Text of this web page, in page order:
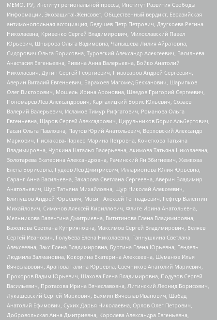
МЕМО. РУ, Институт региональной прессы, Институт Развития Свободы
Информации, Экозащита!-Женсовет, Общественный вердикт, Евразийская
антимонопольная ассоциация, Бедушев Петр Петрович, Дзугкоева Регина
Николаевна, Кривенко Сергей Владимирович, Милославский Павел
Юрьевич, Шнырова Ольга Вадимовна, Чанышева Лилия Айратовна,
Сидорович Ольга Борисовна, Туровский Александр Алексеевич, Васильева
Анастасия Евгеньевна, Ривина Анна Валерьевна, Бойко Анатолий
Николаевич, Дугин Сергей Георгиевич, Пивоваров Андрей Сергеевич,
Аверин Виталий Евгеньевич, Барахоев Магомед Бекханович, Шарипков
Олег Викторович, Мошель Ирина Ароновна, Шведов Григорий Сергеевич,
Пономарев Лев Александрович, Каргалицкий Борис Юльевич, Созаев
Валерий Валерьевич, Исламов Тимур Рифгатович, Романова Ольга
Евгеньевна, Щаров Сергей Алексадрович, Цирульников Борис Альбертович,
Гасан Ольга Павловна, Паутов Юрий Анатольевич, Верховский Александр
Маркович, Пислакова-Паркер Марина Петровна, Кочеткова Татьяна
Владимировна, Чуркина Наталья Валерьевна, Акимова Татьяна Николаевна,
Золотарева Екатерина Александровна, Рачинский Ян Збигневич, Жемкова
Елена Борисовна, Гудков Лев Дмитриевич, Илларионова Юлия Юрьевна,
Саранг Анна Васильевна, Захарова Светлана Сергеевна, Аверин Владимир
Анатольевич, Щур Татьяна Михайловна, Щур Николай Алексеевич,
Блинушов Андрей Юрьевич, Мосин Алексей Геннадьевич, Гефтер Валентин
Михайлович, Симонов Алексей Кириллович, Флиге Ирина Анатольевна,
Мельникова Валентина Дмитриевна, Вититинова Елена Владимировна,
Баженова Светлана Куприяновна, Максимов Сергей Владимирович, Беляев
Сергей Иванович, Голубева Елена Николаевна, Ганнушкина Светлана
Алексеевна, Закс Елена Владимировна, Буртина Елена Юрьевна, Гендель
Людмила Залмановна, Кокорина Екатерина Алексеевна, Шуманов Илья
Вячеславович, Арапова Галина Юрьевна, Свечников Анатолий Мариевич,
Прохоров Вадим Юрьевич, Шахова Елена Владимировна, Подузов Сергей
Васильевич, Протасова Ирина Вячеславовна, Литинский Леонид Борисович,
Лукашевский Сергей Маркович, Бахмин Вячеслав Иванович, Шабад
Анатолий Ефимович, Сухих Дарья Николаевна, Орлов Олег Петрович,
Добровольская Анна Дмитриевна, Королева Александра Евгеньевна,